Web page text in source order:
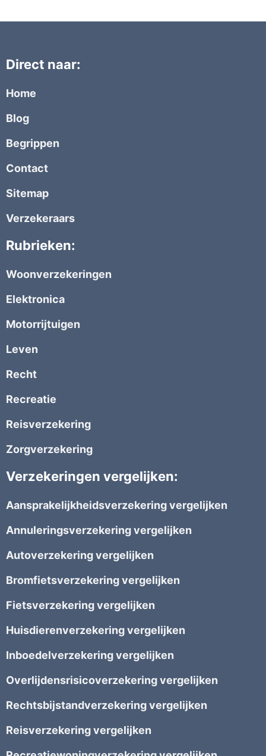
Direct naar:
Home
Blog
Begrippen
Contact
Sitemap
Verzekeraars
Rubrieken:
Woonverzekeringen
Elektronica
Motorrijtuigen
Leven
Recht
Recreatie
Reisverzekering
Zorgverzekering
Verzekeringen vergelijken:
Aansprakelijkheidsverzekering vergelijken
Annuleringsverzekering vergelijken
Autoverzekering vergelijken
Bromfietsverzekering vergelijken
Fietsverzekering vergelijken
Huisdierenverzekering vergelijken
Inboedelverzekering vergelijken
Overlijdensrisicoverzekering vergelijken
Rechtsbijstandverzekering vergelijken
Reisverzekering vergelijken